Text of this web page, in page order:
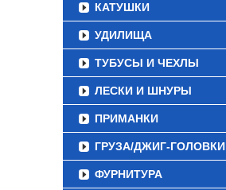
КАТУШКИ
УДИЛИЩА
ТУБУСЫ И ЧЕХЛЫ
ЛЕСКИ И ШНУРЫ
ПРИМАНКИ
ГРУЗА/ДЖИГ-ГОЛОВКИ
ФУРНИТУРА